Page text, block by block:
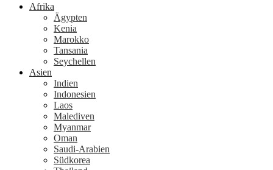
Afrika
Ägypten
Kenia
Marokko
Tansania
Seychellen
Asien
Indien
Indonesien
Laos
Malediven
Myanmar
Oman
Saudi-Arabien
Südkorea